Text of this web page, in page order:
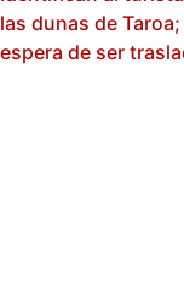
las dunas de
espera de ser